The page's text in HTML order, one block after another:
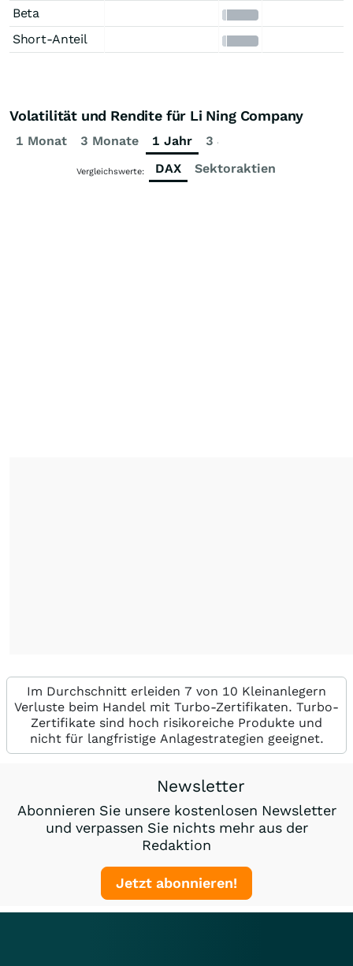
Beta
Short-Anteil
Volatilität und Rendite für Li Ning Company
1 Monat 3 Monate 1 Jahr 3 Jahre
Vergleichswerte: DAX Sektoraktien
Im Durchschnitt erleiden 7 von 10 Kleinanlegern
Verluste beim Handel mit Turbo-Zertifikaten. Turbo-
Zertifikate sind hoch risikoreiche Produkte und
nicht für langfristige Anlagestrategien geeignet.
Newsletter
Abonnieren Sie unsere kostenlosen Newsletter
und verpassen Sie nichts mehr aus der
Redaktion
Jetzt abonnieren!